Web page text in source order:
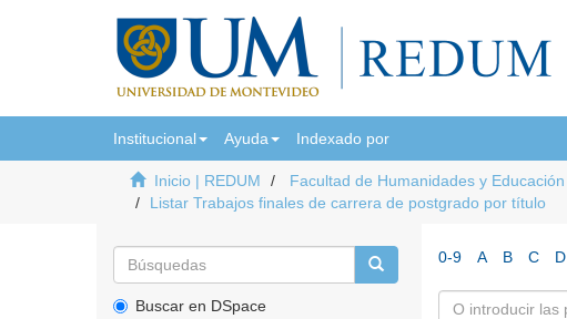
Institucional Ayuda Indexado por
Inicio | REDUM Facultad de Humanidades y Educación
Listar Trabajos finales de carrera de postgrado por título
Buscar en DSpace
0-9 A B C D